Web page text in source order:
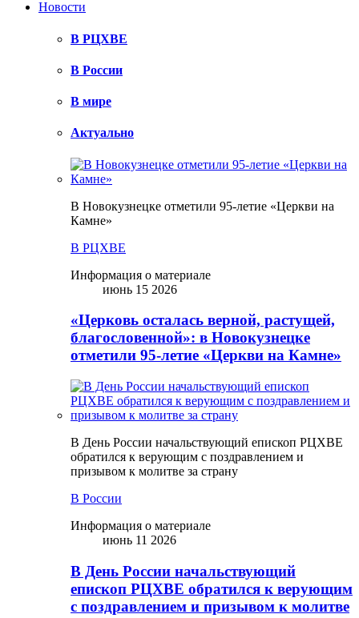
Новости
В РЦХВЕ
В России
В мире
Актуально
В Новокузнецке отметили 95-летие «Церкви на
Камне»
В РЦХВЕ
Информация о материале
июнь 15 2026
«Церковь осталась верной, растущей,
благословенной»: в Новокузнецке
отметили 95-летие «Церкви на Камне»
В День России начальствующий епископ РЦХВЕ
обратился к верующим с поздравлением и
призывом к молитве за страну
В России
Информация о материале
июнь 11 2026
В День России начальствующий
епископ РЦХВЕ обратился к верующим
с поздравлением и призывом к молитве